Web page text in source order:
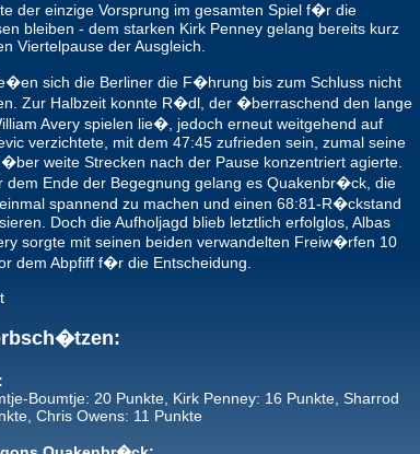
der einzige Vorsprung im gesamten Spiel f�r die
bleiben - dem starken Kirk Penney gelang bereits kurz
Viertelpause der Ausgleich.
sich die Berliner die F�hrung bis zum Schluss nicht
Zur Halbzeit konnte R�dl, der �berraschend den lange
Avery spielen lie�, jedoch erneut weitgehend auf
verzichtete, mit dem 47:45 zufrieden sein, zumal seine
weite Strecken nach der Pause konzentriert agierte.
dem Ende der Begegnung gelang es Quakenbr�ck, die
spannend zu machen und einen 68:81-R�ckstand
Doch die Aufholjagd blieb letztlich erfolglos, Albas
sorgte mit seinen beiden verwandelten Freiw�rfen 10
dem Abpfiff f�r die Entscheidung.
Boumtje: 20 Punkte, Kirk Penney: 16 Punkte, Sharrod
Chris Owens: 11 Punkte